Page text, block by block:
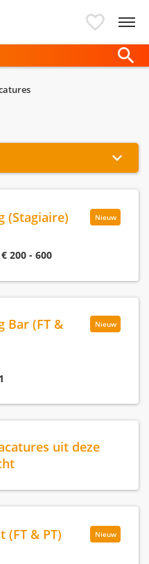
Nieuw
(Stagiaire)
€ 200 - 600
Nieuw
Bar (FT &
uit deze
Nieuw
& PT)